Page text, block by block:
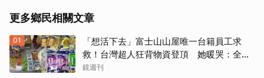
更多鄉民相關文章
01
「想活下去」富士山山屋唯一台籍員工求
救！台灣超人狂背物資登頂 她暖哭：全世
界只有台灣會這樣
鏡週刊